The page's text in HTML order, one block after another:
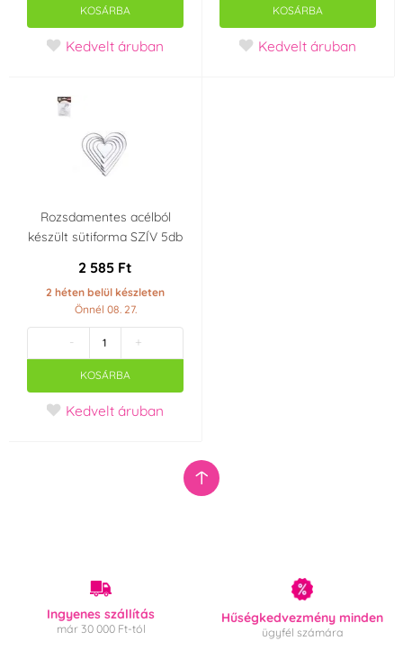
Halloween
a grillen
mosható
nem alkalmas
mikrohullámú
sütőkhöz
gáz sütőben
hűtőben
9 000 ml
KOSÁRBA
Kedvelt áruban
KOSÁRBA
Kedvelt áruban
Rozsdamentes acélból
készült sütiforma SZÍV 5db
2 585 Ft
2 héten belül készleten
Önnél 08. 27.
- +
KOSÁRBA
Kedvelt áruban
Ingyenes szállítás
már 30 000 Ft-tól
Hűségkedvezmény minden
ügyfél számára